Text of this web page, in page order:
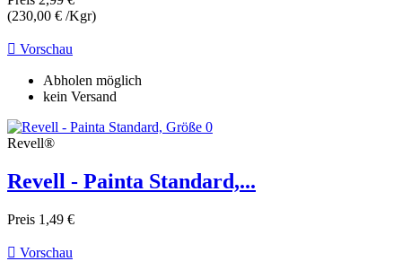
(230,00 € /Kgr)
 Vorschau
Abholen möglich
kein Versand
Revell®
Revell - Painta Standard,...
Preis 1,49 €
 Vorschau